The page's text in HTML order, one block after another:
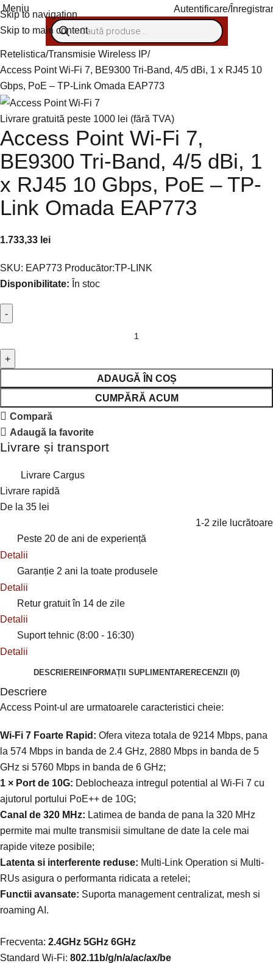
Skip to navigation
Skip to main content
Meniu Autentificare/
Retelistica Transmisie Wireless IP
Access Point Wi-Fi 7, BE9300 Tri-Band, 4/5 dBi, 1 x RJ45 10
Gbps, PoE – TP-Link Omada EAP773
Livrare gratuită peste 1000 lei (fără TVA)
Access Point Wi-Fi 7,
BE9300 Tri-Band, 4/5 dBi, 1
x RJ45 10 Gbps, PoE – TP-
Link Omada EAP773
1.733,33 lei
SKU: EAP773 Producător:TP-LINK
Disponibilitate: În stoc
ADAUGĂ ÎN COȘ
CUMPĂRĂ ACUM
Compară
Adaugă la favorite
Livrare și transport
Livrare Cargus
Livrare rapidă
De la 35 lei
1-2 zile lucrătoare
Peste 20 de ani de experiență
Detalii
Garanție 2 ani la toate produsele
Detalii
Retur gratuit în 14 de zile
Detalii
Suport tehnic (8:00 - 16:30)
Detalii
DESCRIEREINFORMAȚII SUPLIMENTARERECENZII (0)
Descriere
Access Point-ul are urmatoarele caracteristici cheie:
Wi-Fi 7 Foarte Rapid: Ofera viteza totala de 9214 Mbps, pana
la 574 Mbps in banda de 2.4 GHz, 2880 Mbps in banda de 5
GHz si 5760 Mbps in banda de 6 GHz;
1 × Port de 10G: Deblocheaza intregul potential al Wi-Fi 7 cu
ajutorul portului PoE++ de 10G;
Canal de 320 MHz: Latimea de banda de pana la 320 MHz
permite mai multe transmisii simultane de date la cele mai
rapide viteze posibile;
Latenta si interferente reduse: Multi-Link Operation si Multi-
RUs asigura o performanta ridicata a retelei;
Functii avansate: Suporta management centralizat, mesh si
roaming AI.
Frecventa: 2.4GHz 5GHz 6GHz
Standard Wi-Fi: 802.11b/g/n/a/ac/ax/be